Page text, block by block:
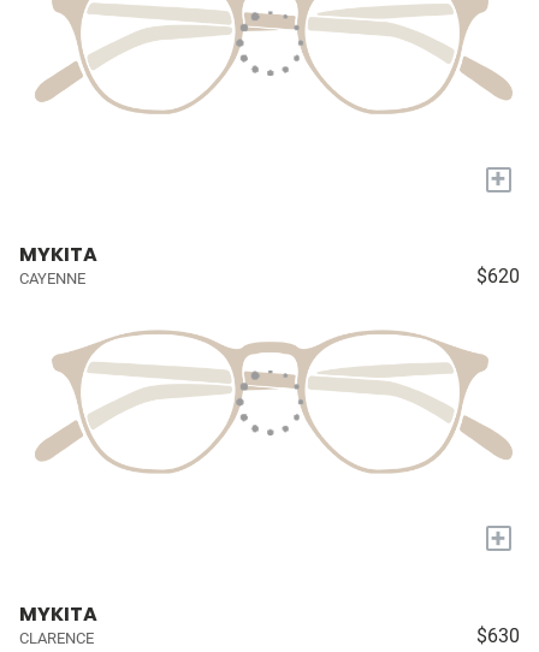
+
MYKITA
CAYENNE $620
+
MYKITA
CLARENCE $630